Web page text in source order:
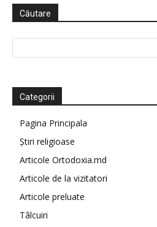
Căutare
Categorii
Pagina Principala
Știri religioase
Articole Ortodoxia.md
Articole de la vizitatori
Articole preluate
Tâlcuiri